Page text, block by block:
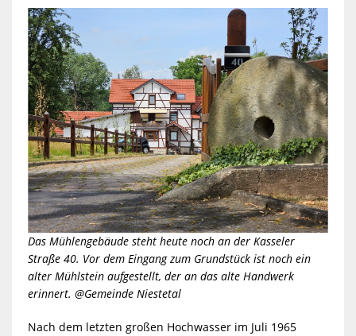
Das Mühlengebäude steht heute noch an der Kasseler
Straße 40. Vor dem Eingang zum Grundstück ist noch ein
alter Mühlstein aufgestellt, der an das alte Handwerk
erinnert. @Gemeinde Niestetal
Nach dem letzten großen Hochwasser im Juli 1965